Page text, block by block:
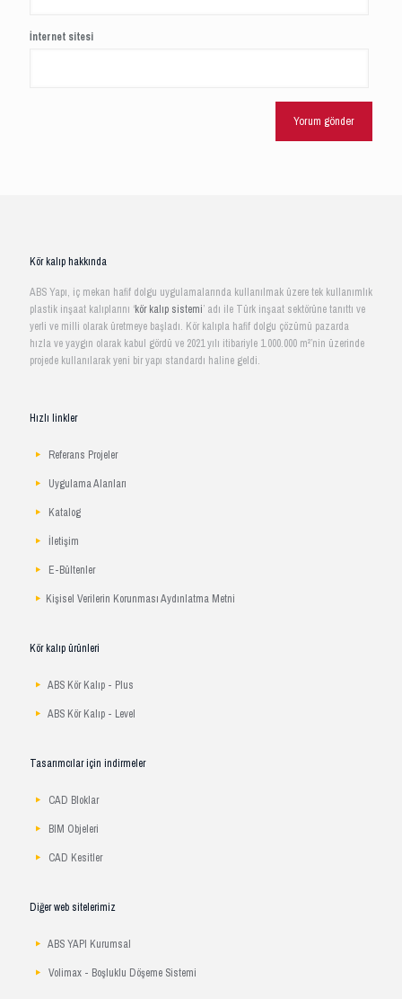
İnternet sitesi
Kör kalıp hakkında
ABS Yapı, iç mekan hafif dolgu uygulamalarında kullanılmak üzere tek kullanımlık
plastik inşaat kalıplarını ‘kör kalıp sistemi’ adı ile Türk inşaat sektörüne tanıttı ve
yerli ve milli olarak üretmeye başladı. Kör kalıpla hafif dolgu çözümü pazarda
hızla ve yaygın olarak kabul gördü ve 2021 yılı itibariyle 1.000.000 m²’nin üzerinde
projede kullanılarak yeni bir yapı standardı haline geldi.
Hızlı linkler
Referans Projeler
Uygulama Alanları
Katalog
İletişim
E-Bültenler
Kişisel Verilerin Korunması Aydınlatma Metni
Kör kalıp ürünleri
ABS Kör Kalıp - Plus
ABS Kör Kalıp - Level
Tasarımcılar için indirmeler
CAD Bloklar
BIM Objeleri
CAD Kesitler
Diğer web sitelerimiz
ABS YAPI Kurumsal
Volimax - Boşluklu Döşeme Sistemi